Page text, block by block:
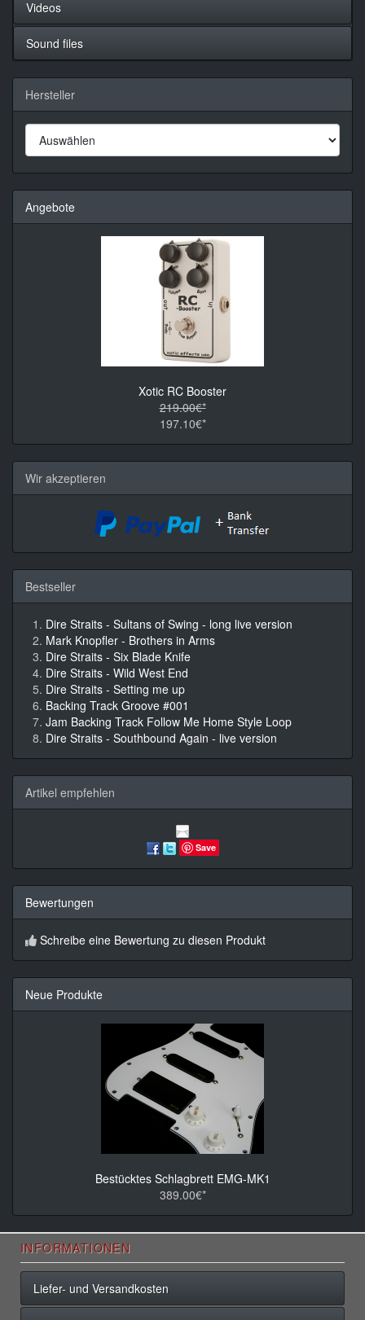
Videos
Sound files
Hersteller
Angebote
Xotic RC Booster
219.00€*
197.10€*
Wir akzeptieren
Bestseller
Dire Straits - Sultans of Swing - long live version
Mark Knopfler - Brothers in Arms
Dire Straits - Six Blade Knife
Dire Straits - Wild West End
Dire Straits - Setting me up
Backing Track Groove #001
Jam Backing Track Follow Me Home Style Loop
Dire Straits - Southbound Again - live version
Artikel empfehlen
Save
Bewertungen
Schreibe eine Bewertung zu diesen Produkt
Neue Produkte
Bestücktes Schlagbrett EMG-MK1
389.00€*
INFORMATIONEN
Liefer- und Versandkosten